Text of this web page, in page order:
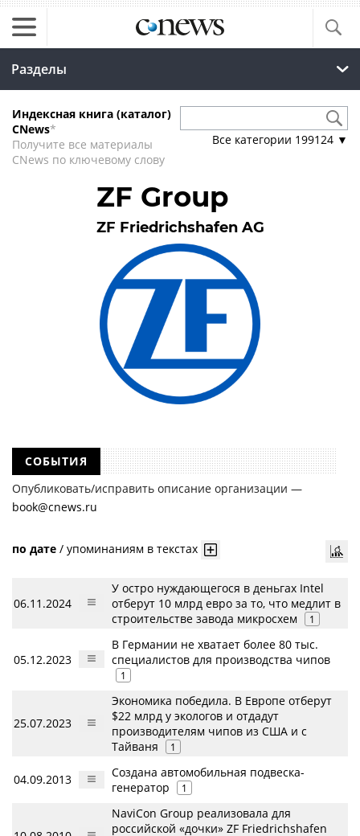
Разделы
Индексная книга (каталог)
CNews*
Получите все материалы
CNews по ключевому слову
Все категории 199124 ▼
ZF Group
ZF Friedrichshafen AG
СОБЫТИЯ
Опубликовать/исправить описание организации —
book@cnews.ru
по дате / упоминаниям в текстах
06.11.2024
У остро нуждающегося в деньгах Intel
отберут 10 млрд евро за то, что медлит в
строительстве завода микросхем
1
05.12.2023
В Германии не хватает более 80 тыс.
специалистов для производства чипов
1
25.07.2023
Экономика победила. В Европе отберут
$22 млрд у экологов и отдадут
производителям чипов из США и с
Тайваня
1
04.09.2013
Создана автомобильная подвеска-
генератор
1
NaviCon Group реализовала для
российской «дочки» ZF Friedrichshafen